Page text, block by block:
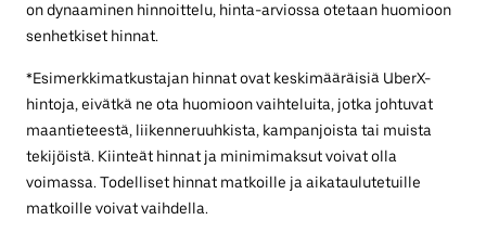
on dynaaminen hinnoittelu, hinta-arviossa otetaan huomioon
senhetkiset hinnat.
*Esimerkkimatkustajan hinnat ovat keskimääräisiä UberX-
hintoja, eivätkä ne ota huomioon vaihteluita, jotka johtuvat
maantieteestä, liikenneruuhkista, kampanjoista tai muista
tekijöistä. Kiinteät hinnat ja minimimaksut voivat olla
voimassa. Todelliset hinnat matkoille ja aikataulutetuille
matkoille voivat vaihdella.